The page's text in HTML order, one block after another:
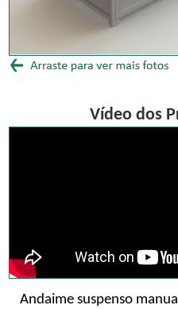
Vídeo dos
Andaime suspenso